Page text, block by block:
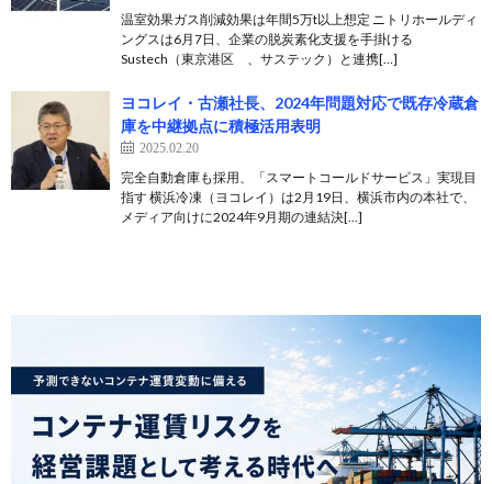
温室効果ガス削減効果は年間5万t以上想定 ニトリホールディ
ングスは6月7日、企業の脱炭素化支援を手掛ける
Sustech（東京港区 、サステック）と連携[…]
ヨコレイ・古瀬社長、2024年問題対応で既存冷蔵倉
庫を中継拠点に積極活用表明
2025.02.20
完全自動倉庫も採用、「スマートコールドサービス」実現目
指す 横浜冷凍（ヨコレイ）は2月19日、横浜市内の本社で、
メディア向けに2024年9月期の連結決[…]